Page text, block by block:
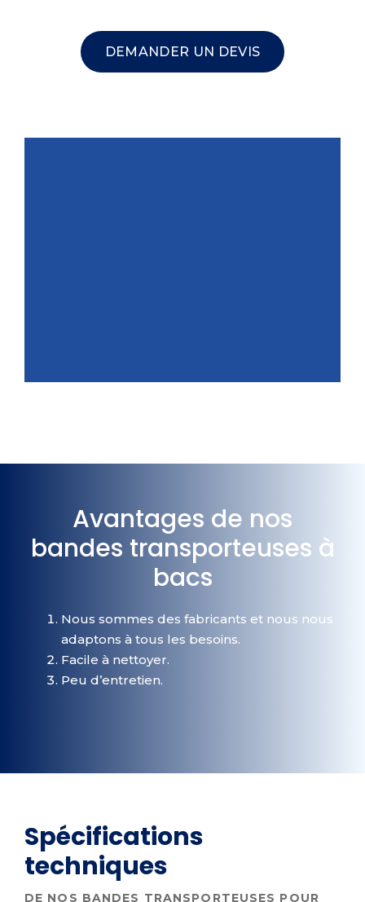
DEMANDER UN DEVIS
Avantages de nos
bandes transporteuses à
bacs
Nous sommes des fabricants et nous nous
adaptons à tous les besoins.
Facile à nettoyer.
Peu d’entretien.
Spécifications
techniques
DE NOS BANDES TRANSPORTEUSES POUR